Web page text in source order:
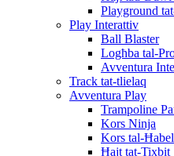
Playground
Play Interattiv
Ball Blaster
Logħba tal-
Avventura
Track tat-tlielaq
Avventura Play
Trampoline
Kors Ninja
Kors tal-Ħabel
Ħajt tat-Tixbit